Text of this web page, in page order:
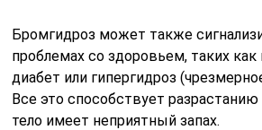
Бромгидроз может также
проблемах со здоровьем, таких
диабет или гипергидроз
Все это способствует
тело имеет неприятный запах.